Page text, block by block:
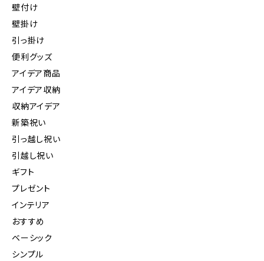
壁付け
壁掛け
引っ掛け
便利グッズ
アイデア商品
アイデア収納
収納アイデア
新築祝い
引っ越し祝い
引越し祝い
ギフト
プレゼント
インテリア
おすすめ
ベーシック
シンプル